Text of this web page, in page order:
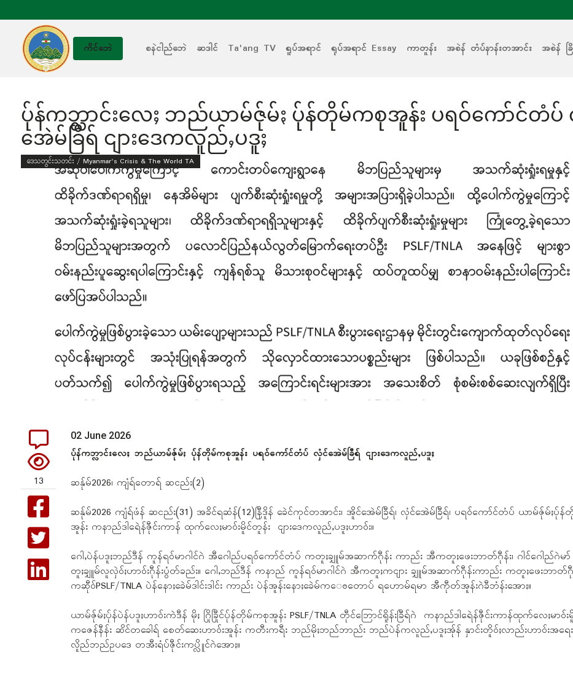
ကိင်ဘေဲ စနဲငါည်ဘေဲ ဆဒါင် Ta'ang TV ရူပ်အရာင် ရုပ်အရာင် Essay ကာတူန်း အစဲန် တံပ်နာန်းတအာင်း အစဲန် ခ
ပ်ုန်ကဘ္လာင်းလေႈ ဘည်ယာမ်ဇ်ုမ်ႏ ပ်ုန်တိုမ်ကစုအူန်း ပရဝ်ကော်င်တံပ်
အေဲမ်ခြီရ် ငျားဒေကလူည်ႇပဒူႈ
ဒေသတွင်းသတင်း / Myanmar's Crisis & The World TA
13
02 June 2026
ပ်ုန်ကဘ္လာင်းလေႈ ဘည်ယာမ်ဇ်ုမ်ႏ ပ်ုန်တိုမ်ကစုအူန်း ပရဝ်ကော်င်တံပ် လှံင်အေဲမ်ခြီရ် ငျားဒေကလူည်ႇပဒူႈ
ဆန်ုမ်2026၊ ကျံရ်တောရ် ဆငည်း(2)
ဆန်ုမ်2026 ကျံရ်ဖံန် ဆငည်း(31) အခိင်ရဆံန်(12)နြီဒိူန် ခေဲင်ကုင်တအာင်း၊ အိူင်အေဲမ်ခြီရ်၊ လှံင်အေဲမ်ခြီရ်၊ ပရဝ်ကော်င်တံပ် ယာမ်ဇ်ုမ်ႏပ်ု
အူန်း ကနာည်ဒါရေဲန်ဇီုင်းကာန် ထုက်လေႈမာဝ်းမိူင်တူန်း ငျားဒေကလူည်ႇပဒူႈဟာဝ်း။
ဂေါႇပဲန်ပဒူႈဘည်ဒီန် ကူန်ရဝ်မာဂါင်ဂဲ အီဂေါည်ပရဝ်ကော်င်တံပ် ကတူႈချှူမ်အဆာက်ဂီုန်း ကာည်း အီကတူႈဖေးဘာတ်ဂီုန်း၊ ဂါင်ဂေါည်ဂဲမ
တူႈချှူမ်လူလှဲဝ်ႏဟာဝ်းဂီုန်းပွံတ်ခည်း။ ဂေါႇဘည်ဒီန် ကနာည် ကူန်ရဝ်မာဂါင်ဂဲ အီကတူႈကငျား ချှူမ်အဆာက်ဂီုန်းကာည်း ကတူႈဖေးဘာတ်ဂီု
ကဆီုဝ်PSLF/TNLA ပဲန်နောႈခေဲမ်ဒါင်းဒါင်း ကာည်း ပဲန်အူန်းနောႈခေဲမ်က‌ေႎတောပ် ရဟောမ်ရမာ အီကီုတ်အူန်းဂဲခီဘံန်းအောႏ။
ယာမ်ဇ်ုမ်ႏပ်ုန်ပဲန်ပဒူႈဟာဝ်းကဲဒီန် မိုႈ ဂြိုခြီုင်ပ်ုန်တိုမ်ကစုအူန်း PSLF/TNLA တီုင်ဘြောင်ရိူန်းခြီရ်ဂဲ ကနာည်ဒါရေဲန်ဇီုင်းကာန်ထုက်လေႈမာဝ်း
ကဇေန်နီန်း ဆိင်တခေါရ် စေတ်ဆေးဟာဝ်းအူန်း ကတီးကရီး ဘည်မိုႈဘည်ဘာည်း ဘည်ပဲန်ကလူည်ႇပဒူႈအ်ုန် နှာင်းတိူဝ်ႈလာည်းဟာဝ်းအရေ
လိူည်ဘည်ဥပဒေ တအီးရံပ်ဇီုင်းကပ္လိူင်ဂဲအောႏ။